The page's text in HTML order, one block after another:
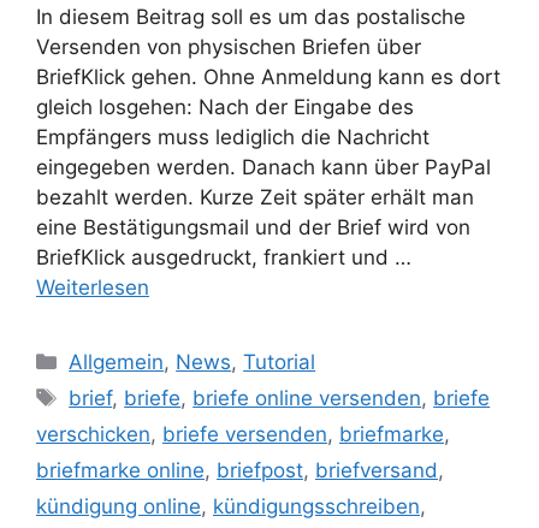
In diesem Beitrag soll es um das postalische
Versenden von physischen Briefen über
BriefKlick gehen. Ohne Anmeldung kann es dort
gleich losgehen: Nach der Eingabe des
Empfängers muss lediglich die Nachricht
eingegeben werden. Danach kann über PayPal
bezahlt werden. Kurze Zeit später erhält man
eine Bestätigungsmail und der Brief wird von
BriefKlick ausgedruckt, frankiert und …
Weiterlesen
Kategorien
Allgemein, News,Tutorial
Schlagwörter
brief, briefe, briefe online versenden, briefe
verschicken, briefe versenden, briefmarke,
briefmarke online, briefpost, briefversand ,
kündigung online, kündigungsschreiben,